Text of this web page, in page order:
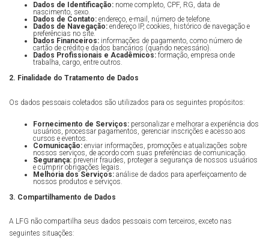
Dados de Identificação: nome completo, CPF, RG, data de
nascimento, sexo.
Dados de Contato: endereço, e-mail, número de telefone.
Dados de Navegação: endereço IP, cookies, histórico de navegação e
preferências no site.
Dados Financeiros: informações de pagamento, como número de
cartão de crédito e dados bancários (quando necessário).
Dados Profissionais e Acadêmicos: formação, empresa onde
trabalha, cargo, entre outros.
2. Finalidade do Tratamento de Dados
Os dados pessoais coletados são utilizados para os seguintes propósitos:
Fornecimento de Serviços: personalizar e melhorar a experiência dos
usuários, processar pagamentos, gerenciar inscrições e acesso aos
cursos e eventos.
Comunicação: enviar informações, promoções e atualizações sobre
nossos serviços, de acordo com suas preferências de comunicação.
Segurança: prevenir fraudes, proteger a segurança de nossos usuários
e cumprir obrigações legais.
Melhoria dos Serviços: análise de dados para aperfeiçoamento de
nossos produtos e serviços.
3. Compartilhamento de Dados
A LFG não compartilha seus dados pessoais com terceiros, exceto nas
seguintes situações: